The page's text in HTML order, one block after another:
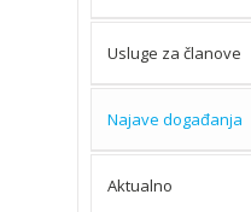
Usluge za članove
Najave događanja
Aktualno